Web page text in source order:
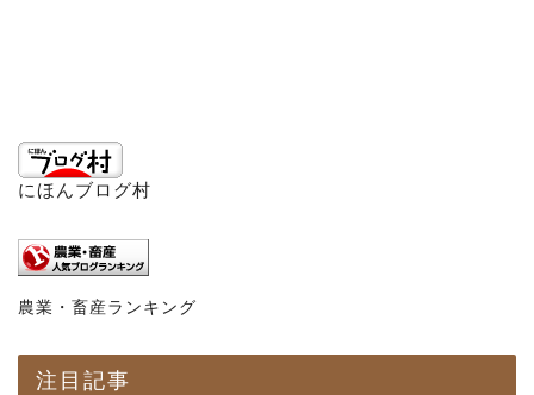
にほんブログ村
農業・畜産ランキング
注目記事